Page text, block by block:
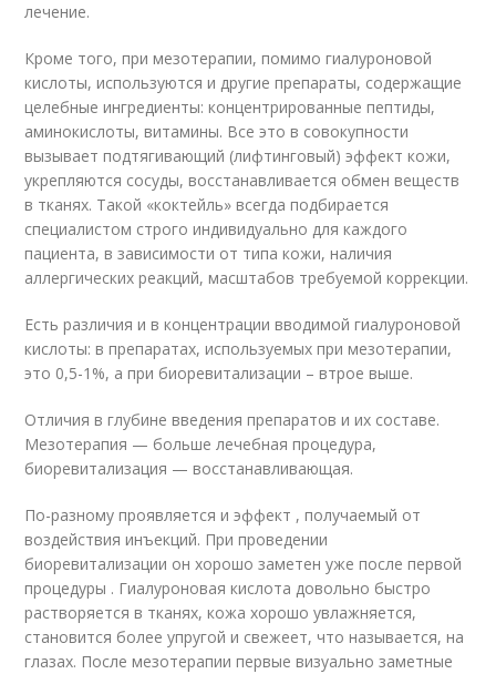
лечение.
Кроме того, при мезотерапии, помимо гиалуроновой
кислоты, используются и другие препараты, содержащие
целебные ингредиенты: концентрированные пептиды,
аминокислоты, витамины. Все это в совокупности
вызывает подтягивающий (лифтинговый) эффект кожи,
укрепляются сосуды, восстанавливается обмен веществ
в тканях. Такой «коктейль» всегда подбирается
специалистом строго индивидуально для каждого
пациента, в зависимости от типа кожи, наличия
аллергических реакций, масштабов требуемой коррекции.
Есть различия и в концентрации вводимой гиалуроновой
кислоты: в препаратах, используемых при мезотерапии,
это 0,5-1%, а при биоревитализации – втрое выше.
Отличия в глубине введения препаратов и их составе.
Мезотерапия — больше лечебная процедура,
биоревитализация — восстанавливающая.
По-разному проявляется и эффект , получаемый от
воздействия инъекций. При проведении
биоревитализации он хорошо заметен уже после первой
процедуры . Гиалуроновая кислота довольно быстро
растворяется в тканях, кожа хорошо увлажняется,
становится более упругой и свежеет, что называется, на
глазах. После мезотерапии первые визуально заметные